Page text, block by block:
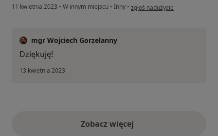
11 kwietnia 2023 • W innym miejscu • Inny • w opinii użytkownika KR
zgłoś nadużycie
mgr Wojciech Gorzelanny
Dziękuję!
13 kwietnia 2023
Zobacz więcejopinie powyżej